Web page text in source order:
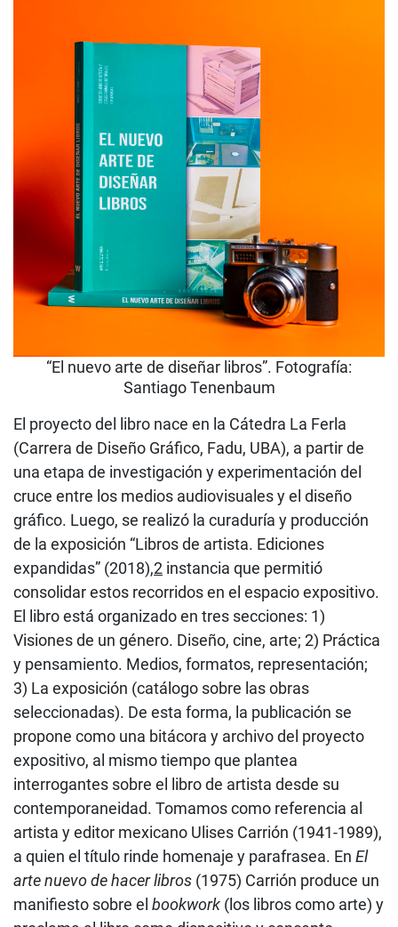
“El nuevo arte de diseñar libros”. Fotografía:
Santiago Tenenbaum
El proyecto del libro nace en la Cátedra La Ferla
(Carrera de Diseño Gráfico, Fadu, UBA), a partir de
una etapa de investigación y experimentación del
cruce entre los medios audiovisuales y el diseño
gráfico. Luego, se realizó la curaduría y producción
de la exposición “Libros de artista. Ediciones
expandidas” (2018),2 instancia que permitió
consolidar estos recorridos en el espacio expositivo.
El libro está organizado en tres secciones: 1)
Visiones de un género. Diseño, cine, arte; 2) Práctica
y pensamiento. Medios, formatos, representación;
3) La exposición (catálogo sobre las obras
seleccionadas). De esta forma, la publicación se
propone como una bitácora y archivo del proyecto
expositivo, al mismo tiempo que plantea
interrogantes sobre el libro de artista desde su
contemporaneidad. Tomamos como referencia al
artista y editor mexicano Ulises Carrión (1941-1989),
a quien el título rinde homenaje y parafrasea. En El
arte nuevo de hacer libros (1975) Carrión produce un
manifiesto sobre el bookwork (los libros como arte) y